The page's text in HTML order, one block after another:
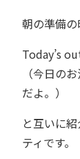
朝の準備
Today’s
（今日の
だよ。）
と互いに
ティです。